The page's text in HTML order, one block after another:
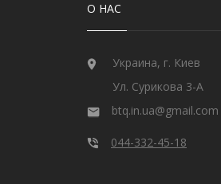
О НАС
Украина, г. Киев
Ул. Сурикова 3-А
btq.in.ua@gmail.com
044-332-45-18